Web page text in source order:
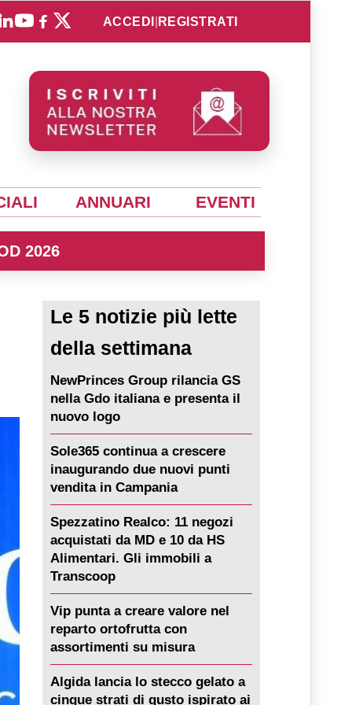
ACCEDI REGISTRATI
ANNUARI EVENTI
2026
Le 5 notizie più lette
della settimana
NewPrinces Group rilancia GS
nella Gdo italiana e presenta il
nuovo logo
Sole365 continua a crescere
inaugurando due nuovi punti
vendita in Campania
Spezzatino Realco: 11 negozi
acquistati da MD e 10 da HS
Alimentari. Gli immobili a
Transcoop
Vip punta a creare valore nel
reparto ortofrutta con
assortimenti su misura
Algida lancia lo stecco gelato a
cinque strati di gusto ispirato ai